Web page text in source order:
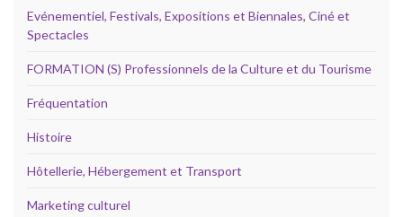
Evénementiel, Festivals, Expositions et Biennales, Ciné et
Spectacles
FORMATION (S) Professionnels de la Culture et du Tourisme
Fréquentation
Histoire
Hôtellerie, Hébergement et Transport
Marketing culturel